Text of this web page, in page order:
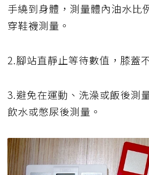
手繞到身體，測量體內油水比
穿鞋襪測量。
2.腳站直靜止等待數值，膝蓋
3.避免在運動、洗澡或飯後測
飲水或憋尿後測量。